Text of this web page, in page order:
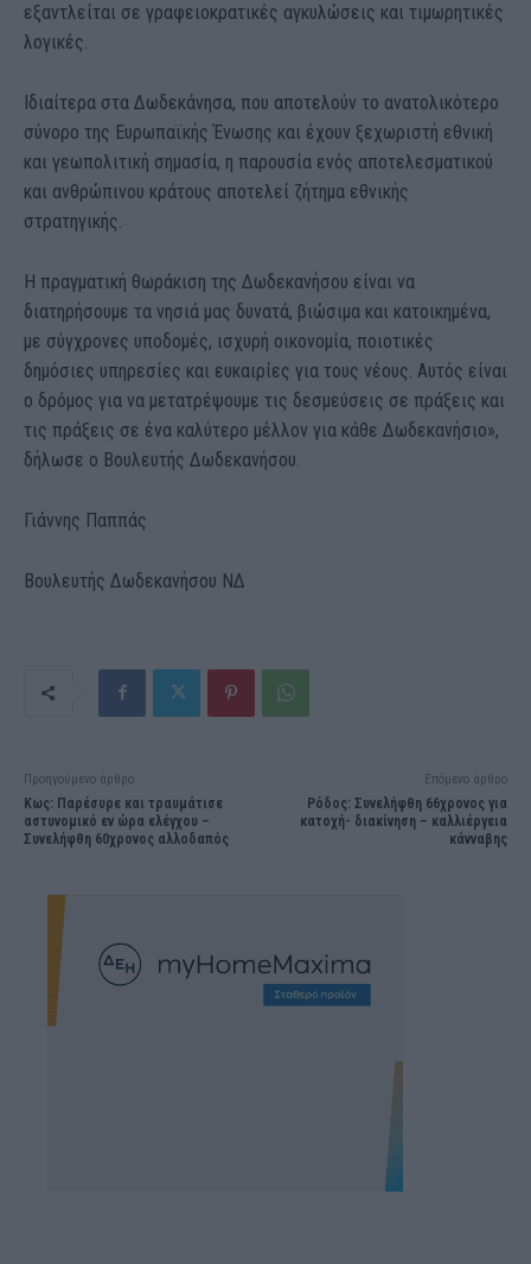
εξαντλείται σε γραφειοκρατικές αγκυλώσεις και τιμωρητικές
λογικές.
Ιδιαίτερα στα Δωδεκάνησα, που αποτελούν το ανατολικότερο
σύνορο της Ευρωπαϊκής Ένωσης και έχουν ξεχωριστή εθνική
και γεωπολιτική σημασία, η παρουσία ενός αποτελεσματικού
και ανθρώπινου κράτους αποτελεί ζήτημα εθνικής
στρατηγικής.
Η πραγματική θωράκιση της Δωδεκανήσου είναι να
διατηρήσουμε τα νησιά μας δυνατά, βιώσιμα και κατοικημένα,
με σύγχρονες υποδομές, ισχυρή οικονομία, ποιοτικές
δημόσιες υπηρεσίες και ευκαιρίες για τους νέους. Αυτός είναι
ο δρόμος για να μετατρέψουμε τις δεσμεύσεις σε πράξεις και
τις πράξεις σε ένα καλύτερο μέλλον για κάθε Δωδεκανήσιο»,
δήλωσε ο Βουλευτής Δωδεκανήσου.
Γιάννης Παππάς
Βουλευτής Δωδεκανήσου ΝΔ
Προηγούμενο άρθρο
Kως: Παρέσυρε και τραυμάτισε
αστυνομικό εν ώρα ελέγχου –
Συνελήφθη 60χρονος αλλοδαπός
Επόμενο άρθρο
Ρόδος: Συνελήφθη 66χρονος για
κατοχή- διακίνηση – καλλιέργεια
κάνναβης